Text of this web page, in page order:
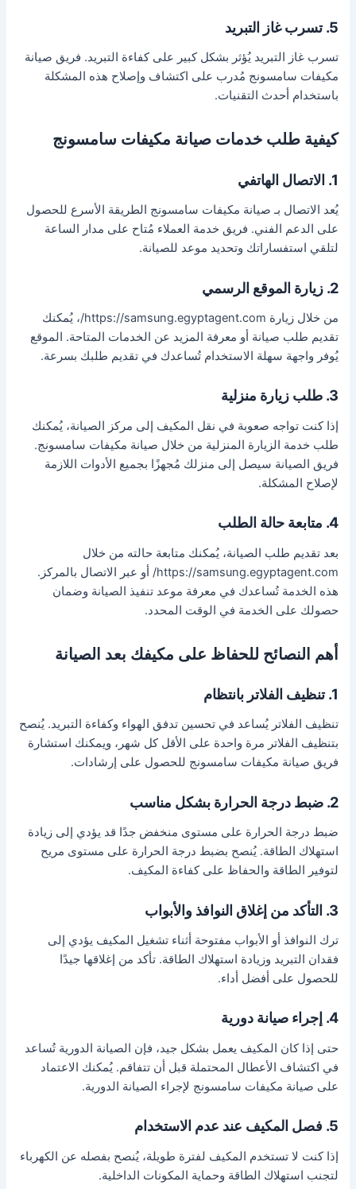
5. تسرب غاز التبريد
تسرب غاز التبريد يُؤثر بشكل كبير على كفاءة التبريد. فريق صيانة
مكيفات سامسونج مُدرب على اكتشاف وإصلاح هذه المشكلة
باستخدام أحدث التقنيات.
كيفية طلب خدمات صيانة مكيفات سامسونج
1. الاتصال الهاتفي
يُعد الاتصال بـ صيانة مكيفات سامسونج الطريقة الأسرع للحصول
على الدعم الفني. فريق خدمة العملاء مُتاح على مدار الساعة
لتلقي استفساراتك وتحديد موعد للصيانة.
2. زيارة الموقع الرسمي
من خلال زيارة https://samsung.egyptagent.com/، يُمكنك
تقديم طلب صيانة أو معرفة المزيد عن الخدمات المتاحة. الموقع
يُوفر واجهة سهلة الاستخدام تُساعدك في تقديم طلبك بسرعة.
3. طلب زيارة منزلية
إذا كنت تواجه صعوبة في نقل المكيف إلى مركز الصيانة، يُمكنك
طلب خدمة الزيارة المنزلية من خلال صيانة مكيفات سامسونج.
فريق الصيانة سيصل إلى منزلك مُجهزًا بجميع الأدوات اللازمة
لإصلاح المشكلة.
4. متابعة حالة الطلب
بعد تقديم طلب الصيانة، يُمكنك متابعة حالته من خلال
https://samsung.egyptagent.com/ أو عبر الاتصال بالمركز.
هذه الخدمة تُساعدك في معرفة موعد تنفيذ الصيانة وضمان
حصولك على الخدمة في الوقت المحدد.
أهم النصائح للحفاظ على مكيفك بعد الصيانة
1. تنظيف الفلاتر بانتظام
تنظيف الفلاتر يُساعد في تحسين تدفق الهواء وكفاءة التبريد. يُنصح
بتنظيف الفلاتر مرة واحدة على الأقل كل شهر، ويمكنك استشارة
فريق صيانة مكيفات سامسونج للحصول على إرشادات.
2. ضبط درجة الحرارة بشكل مناسب
ضبط درجة الحرارة على مستوى منخفض جدًا قد يؤدي إلى زيادة
استهلاك الطاقة. يُنصح بضبط درجة الحرارة على مستوى مريح
لتوفير الطاقة والحفاظ على كفاءة المكيف.
3. التأكد من إغلاق النوافذ والأبواب
ترك النوافذ أو الأبواب مفتوحة أثناء تشغيل المكيف يؤدي إلى
فقدان التبريد وزيادة استهلاك الطاقة. تأكد من إغلاقها جيدًا
للحصول على أفضل أداء.
4. إجراء صيانة دورية
حتى إذا كان المكيف يعمل بشكل جيد، فإن الصيانة الدورية تُساعد
في اكتشاف الأعطال المحتملة قبل أن تتفاقم. يُمكنك الاعتماد
على صيانة مكيفات سامسونج لإجراء الصيانة الدورية.
5. فصل المكيف عند عدم الاستخدام
إذا كنت لا تستخدم المكيف لفترة طويلة، يُنصح بفصله عن الكهرباء
لتجنب استهلاك الطاقة وحماية المكونات الداخلية.